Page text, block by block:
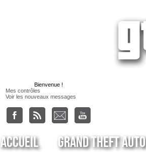
Bienvenue !
Mes contrôles
Voir les nouveaux messages
Accueil Grand Theft Auto